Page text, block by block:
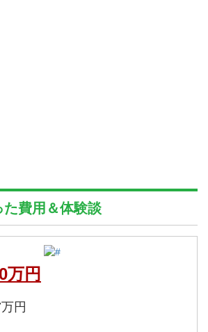
費用＆体験談
万円
円